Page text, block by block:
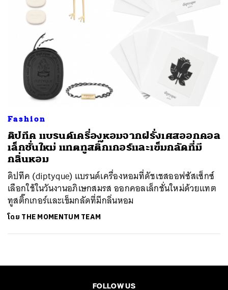
Fashion
ดิปทีค แบรนด์เครื่องหอมจากฝรั่งเศสออกคอล
เล็กชั่นใหม่ แทตทูสติ๊กเกอร์และเข็มกลัดที่มี
กลิ่นหอม
ดิปทีค (diptyque) แบรนด์เครื่องหอมที่ดัชเชสออฟซัสเซ็กซ์
เลือกใช้ในวันงานอภิเษกสมรส ออกคอลเล็กชั่นใหม่ด้วยแทต
ทูสติ๊กเกอร์และเข็มกลัดที่มีกลิ่นหอม
โดย THE MOMENTUM TEAM
FOLLOW US
ค้นหา
SHARE TWEET EMAIL